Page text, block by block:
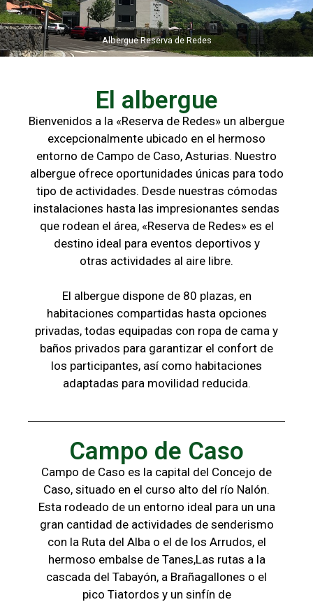
Albergue Reserva de Redes
El albergue
Bienvenidos a la «Reserva de Redes» un albergue
excepcionalmente ubicado en el hermoso
entorno de Campo de Caso, Asturias. Nuestro
albergue ofrece oportunidades únicas para todo
tipo de actividades. Desde nuestras cómodas
instalaciones hasta las impresionantes sendas
que rodean el área, «Reserva de Redes» es el
destino ideal para eventos deportivos y
otras actividades al aire libre.
El albergue dispone de 80 plazas, en
habitaciones compartidas hasta opciones
privadas, todas equipadas con ropa de cama y
baños privados para garantizar el confort de
los participantes, así como habitaciones
adaptadas para movilidad reducida.
Campo de Caso
Campo de Caso es la capital del Concejo de
Caso, situado en el curso alto del río Nalón.
Esta rodeado de un entorno ideal para un una
gran cantidad de actividades de senderismo
con la Ruta del Alba o el de los Arrudos, el
hermoso embalse de Tanes,Las rutas a la
cascada del Tabayón, a Brañagallones o el
pico Tiatordos y un sinfín de